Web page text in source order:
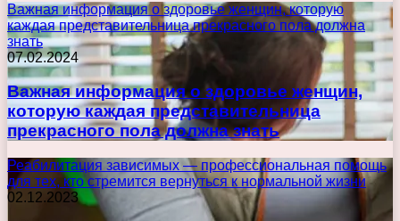
Важная информация о здоровье женщин, которую
каждая представительница прекрасного пола должна
знать
07.02.2024
Важная информация о здоровье женщин,
которую каждая представительница
прекрасного пола должна знать
Реабилитация зависимых — профессиональная помощь
для тех, кто стремится вернуться к нормальной жизни
02.12.2023